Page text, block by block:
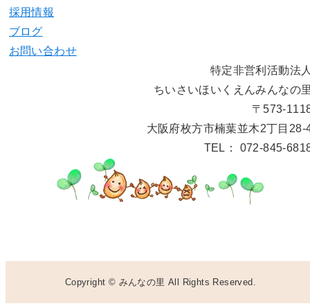
採用情報
ブログ
お問い合わせ
特定非営利活動法
ちいさいほいくえんみんなの
〒573-
大阪府枚方市楠葉並木2丁目28-
TEL： 072-845-
Copyright © みんなの里 All Rights Reserved.